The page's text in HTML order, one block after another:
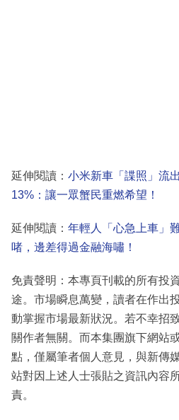
延伸閱讀： 小米新車「諜照」流
13%：讓一眾蟹民重燃希望！
延伸閱讀： 年輕人「心急上車」
啫，邊差得過金融海嘯！
免責聲明：本專頁刊載的所有投
途。市場瞬息萬變，讀者在作出
動掌握市場最新狀況。若不幸招
關作者無關。而本集團旗下網站
點，僅屬筆者個人意見，與新傳
站對因上述人士張貼之資訊內容
責。